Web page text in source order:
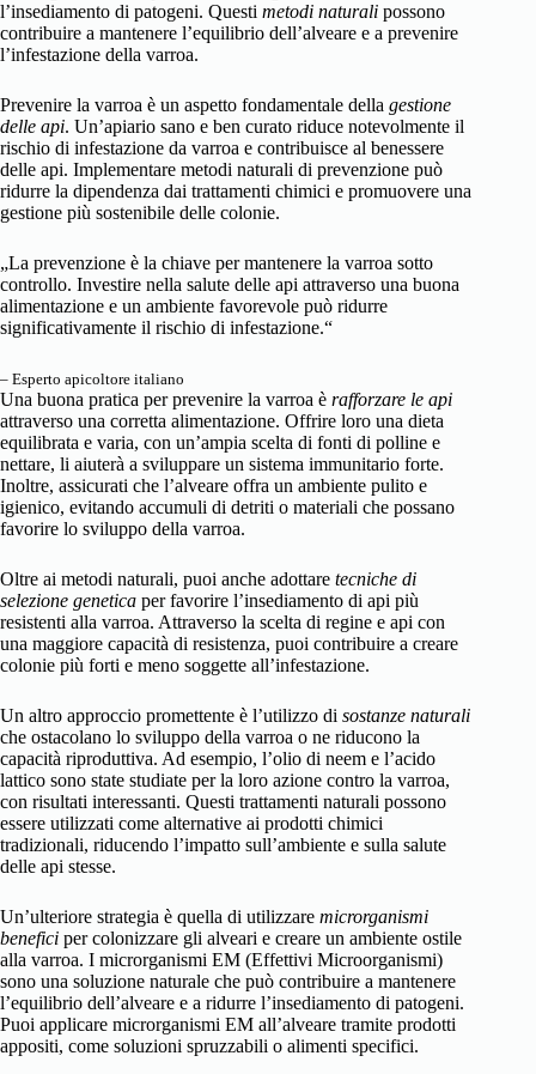
l’insediamento di patogeni. Questi metodi naturali possono
contribuire a mantenere l’equilibrio dell’alveare e a prevenire
l’infestazione della varroa.
Prevenire la varroa è un aspetto fondamentale della gestione
delle api. Un’apiario sano e ben curato riduce notevolmente il
rischio di infestazione da varroa e contribuisce al benessere
delle api. Implementare metodi naturali di prevenzione può
ridurre la dipendenza dai trattamenti chimici e promuovere una
gestione più sostenibile delle colonie.
„La prevenzione è la chiave per mantenere la varroa sotto
controllo. Investire nella salute delle api attraverso una buona
alimentazione e un ambiente favorevole può ridurre
significativamente il rischio di infestazione.“
– Esperto apicoltore italiano
Una buona pratica per prevenire la varroa è rafforzare le api
attraverso una corretta alimentazione. Offrire loro una dieta
equilibrata e varia, con un’ampia scelta di fonti di polline e
nettare, li aiuterà a sviluppare un sistema immunitario forte.
Inoltre, assicurati che l’alveare offra un ambiente pulito e
igienico, evitando accumuli di detriti o materiali che possano
favorire lo sviluppo della varroa.
Oltre ai metodi naturali, puoi anche adottare tecniche di
selezione genetica per favorire l’insediamento di api più
resistenti alla varroa. Attraverso la scelta di regine e api con
una maggiore capacità di resistenza, puoi contribuire a creare
colonie più forti e meno soggette all’infestazione.
Un altro approccio promettente è l’utilizzo di sostanze naturali
che ostacolano lo sviluppo della varroa o ne riducono la
capacità riproduttiva. Ad esempio, l’olio di neem e l’acido
lattico sono state studiate per la loro azione contro la varroa,
con risultati interessanti. Questi trattamenti naturali possono
essere utilizzati come alternative ai prodotti chimici
tradizionali, riducendo l’impatto sull’ambiente e sulla salute
delle api stesse.
Un’ulteriore strategia è quella di utilizzare microrganismi
benefici per colonizzare gli alveari e creare un ambiente ostile
alla varroa. I microrganismi EM (Effettivi Microorganismi)
sono una soluzione naturale che può contribuire a mantenere
l’equilibrio dell’alveare e a ridurre l’insediamento di patogeni.
Puoi applicare microrganismi EM all’alveare tramite prodotti
appositi, come soluzioni spruzzabili o alimenti specifici.